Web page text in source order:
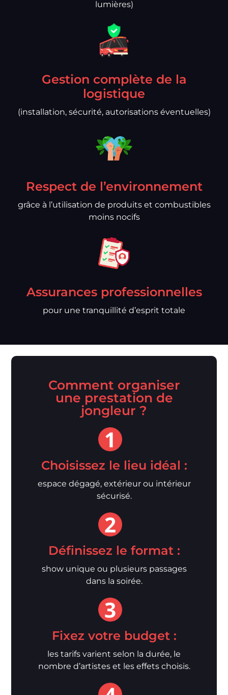
lumières)
Gestion complète de la
logistique
(installation, sécurité, autorisations éventuelles)
Respect de l’environnement
grâce à l’utilisation de produits et combustibles
moins nocifs
Assurances professionnelles
pour une tranquillité d’esprit totale
Comment organiser
une prestation de
jongleur ?
Choisissez le lieu idéal :
espace dégagé, extérieur ou intérieur
sécurisé.
Définissez le format :
show unique ou plusieurs passages
dans la soirée.
Fixez votre budget :
les tarifs varient selon la durée, le
nombre d’artistes et les effets choisis.